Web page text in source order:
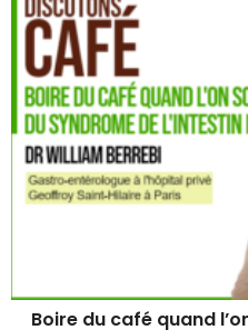
Boire du café quand